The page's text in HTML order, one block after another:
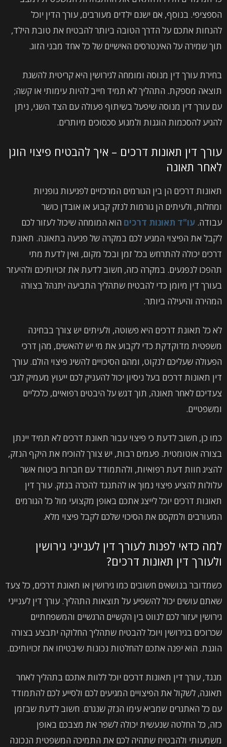
הספציפי. בנוסף, אם ישנם ילדים מעורבים, עורך הדין יוכל
להנחות אתכם על הדרך הטובה ביותר להבטיח את טובת הילד,
תוך שמירה על האינטרסים האישיים של כל אחד מבני הזוג.
בחירת עורך דין מנוסה ומומחה לגירושין היא קריטית להשגת
תוצאה מספקת. התהליך לא תמיד חייב להיות עימותי או קשה;
עם עורך דין מנוסה שיפעל בשיתוף פעולה עם הצד השני, ניתן
להגיע להסכמות הוגנות ולמנוע סכסוכים מיותרים.
עורך דין תאונות דרכים – איך להבטיח פיצוי הוגן
לאחר תאונה
תאונות דרכים הן בין הגורמים המרכזיים לפגיעות גופניות
ומחלות, ולעיתים הן גורמות לנזק קבוע או אובדן כושר
עבודה. עו"ד תאונות דרכים הוא המומחה שיכול לעזור לכם
לקבל את הפיצוי המגיע לכם במקרה של פגיעה בתאונה. תאונת
דרכים יכולה להתרחש בכל זמן ובכל מקום, ואין לדעת מתי
תהפכו לנפגעים. במקרה כזה, חשוב לדעת את זכויותיכם ולהיעזר
בעורך דין מיומן כדי להבטיח שתהליך התביעה יתנהל בצורה
המהירה והיעילה ביותר.
לא כל תאונת דרכים היא פשוטה, ולעיתים יש צורך בבחינה
משפטית מדוקדקת כדי לקבוע את מי יש להאשים, מהן דרכי
הפעולה שעליכם לנקוט, ומהם הסיכויים להשיג פיצוי הולם. עורך
דין תאונות דרכים בעל ניסיון יכול להעניק לכם ייעוץ מעמיק לגבי
צעדיכם לאחר תאונה, תוך דגש על היבטים רפואיים, כלכליים
ומשפטיים.
כמו כן, חשוב לדעת כי פיצוי עבור תאונת דרכים לא תמיד יינתן
בצורה אוטומטית. פעמים רבות, יש צורך להוכיח את היקף הנזק,
להציג חוות דעת רפואיות, ולהתמודד עם חברות ביטוח אשר
עלולות להציע פיצוי נמוך או להתנגד להכרה בנזק. עורך דין
תאונות דרכים יוכל לייצג אתכם באופן מקצועי מול כל הגורמים
המעורבים ולמקסם את הסיכוי שלכם לקבל פיצוי מלא.
למה כדאי לפנות לעורך דין לענייני גירושין
ולעורך דין תאונות דרכים?
כשמדובר בנושאים חשובים כמו גירושין או תאונת דרכים, כל צעד
שאתם עושים יכול להשפיע על תוצאות התהליך. עורך דין לענייני
גירושין יעזור לכם לנווט בין הקשיים הרגשיים והמשפחתיים
שכרוכים בגירושין ויוכל להבטיח שתהליך החלוקה יתבצע בצורה
הוגנת. הוא יפנה אתכם להחלטות נכונות שיבטיחו את זכויותיכם.
מנגד, עורך דין תאונות דרכים יוכל ללוות אתכם בתהליך לאחר
תאונה, לשקול את הפיצויים המגיעים לכם ולסייע לכם להתמודד
עם כל האתגרים שמביא עימו הנזק שנגרם. חשוב לדעת שבזמן
כזה, כל החלטה שנעשית יכולה לשפר את מצבכם באופן
משמעותי ולהבטיח שתהיה לכם את התמיכה המשפטית הנכונה